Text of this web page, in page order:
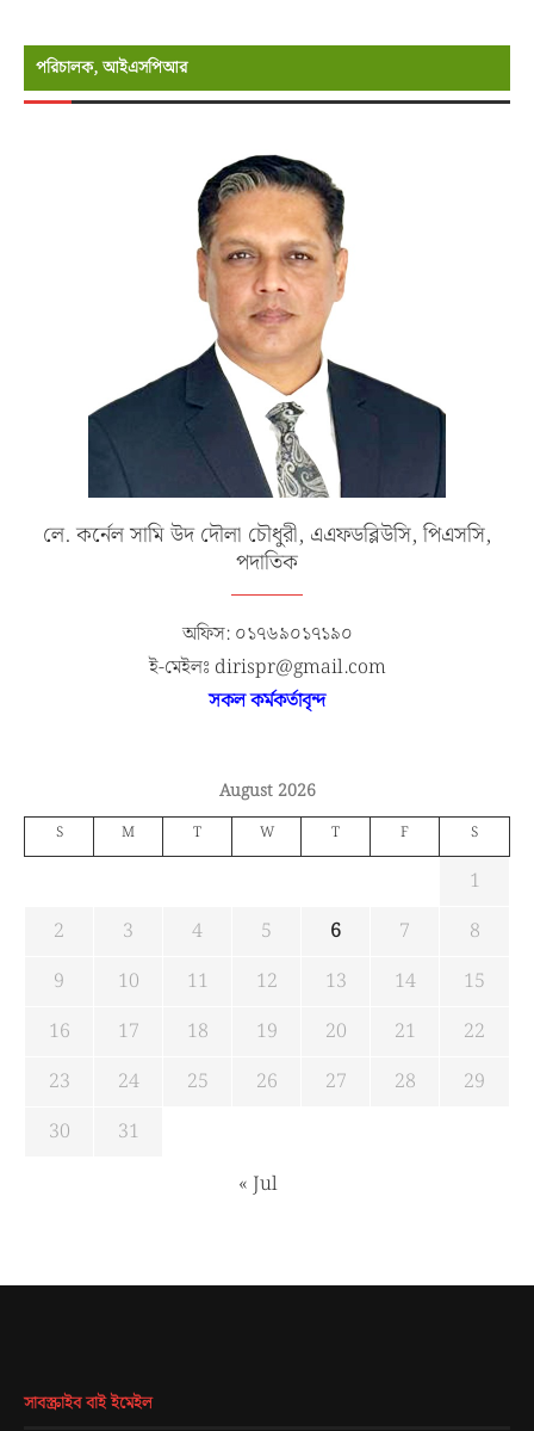
পরিচালক, আইএসপিআর
লে. কর্নেল সামি উদ দৌলা চৌধুরী, এএফডব্লিউসি, পিএসসি,
পদাতিক
অফিস: ০১৭৬৯০১৭১৯০
ই-মেইলঃ dirispr@gmail.com
সকল কর্মকর্তাবৃন্দ
August 2026
S M T W T F S
1
2
3 4 5 6 7
8
9
10 11 12 13 14
15
16
17 18 19 20 21
22
23
24 25 26 27 28
29
30
31
« Jul
সাবস্ক্রাইব বাই ইমেইল